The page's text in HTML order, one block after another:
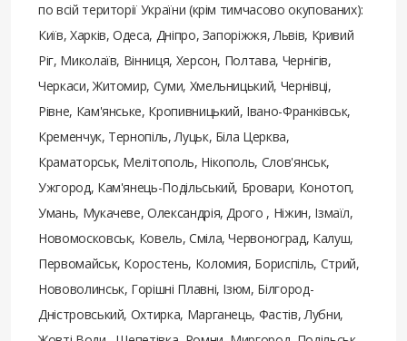
по всій території України (крім тимчасово окупованих):
Київ, Харків, Одеса, Дніпро, Запоріжжя, Львів, Кривий
Ріг, Миколаїв, Вінниця, Херсон, Полтава, Чернігів,
Черкаси, Житомир, Суми, Хмельницький, Чернівці,
Рівне, Кам'янське, Кропивницький, Івано-Франківськ,
Кременчук, Тернопіль, Луцьк, Біла Церква,
Краматорськ, Мелітополь, Нікополь, Слов'янськ,
Ужгород, Кам'янець-Подільський, Бровари, Конотоп,
Умань, Мукачеве, Олександрія, Дрого , Ніжин, Ізмаїл,
Новомосковськ, Ковель, Сміла, Червоноград, Калуш,
Первомайськ, Коростень, Коломия, Бориспіль, Стрий,
Нововолинськ, Горішні Плавні, Ізюм, Білгород-
Дністровський, Охтирка, Марганець, Фастів, Лубни,